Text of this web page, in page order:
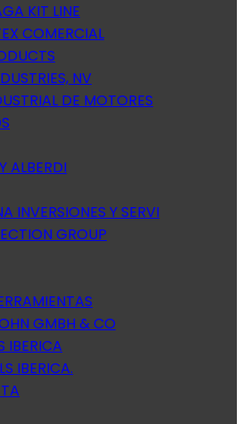
KIT LINE
COMERCIAL
NV
DE MOTORES
ALBERDI
INVERSIONES Y SERVI
GROUP
GMBH & CO
IBERICA
IBERICA.